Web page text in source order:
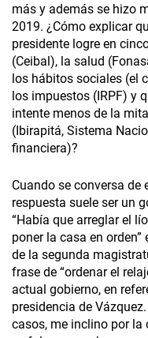
más y además se hizo
2019. ¿Cómo explicar
presidente logre en
(Ceibal), la salud
los hábitos sociales (el
los impuestos (IRPF) y
intente menos de la
(Ibirapitá, Sistema
financiera)?
Cuando se conversa
respuesta suele ser un
“Había que arreglar el
poner la casa en
de la segunda
frase de “ordenar el
actual gobierno, en
presidencia de
casos, me inclino por